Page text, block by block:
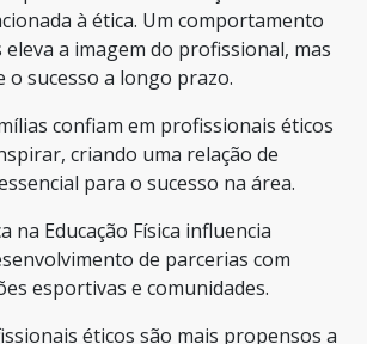
à ética. Um comportamento
a imagem do profissional, mas
o sucesso a longo prazo.
confiam em profissionais éticos
criando uma relação de
para o sucesso na área.
na Educação Física influencia
de parcerias com
esportivas e comunidades.
éticos são mais propensos a